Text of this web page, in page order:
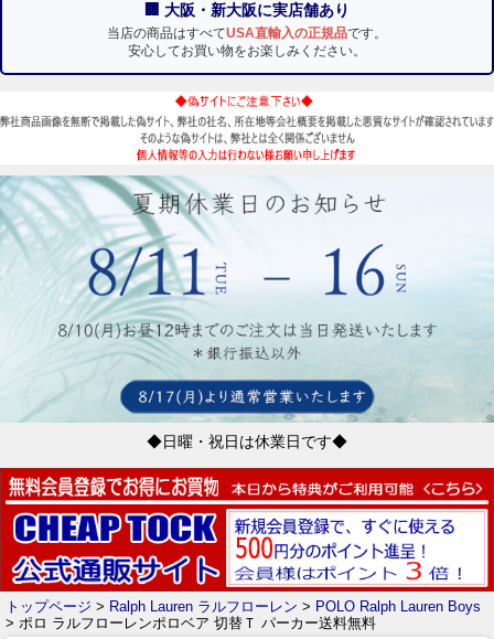
🏢 大阪・新大阪に実店舗あり
当店の商品はすべてUSA直輸入の正規品です。
安心してお買い物をお楽しみください。
◆日曜・祝日は休業日です◆
トップページ > Ralph Lauren ラルフローレン > POLO Ralph Lauren Boys
> ポロ ラルフローレンポロベア 切替Ｔ パーカー送料無料